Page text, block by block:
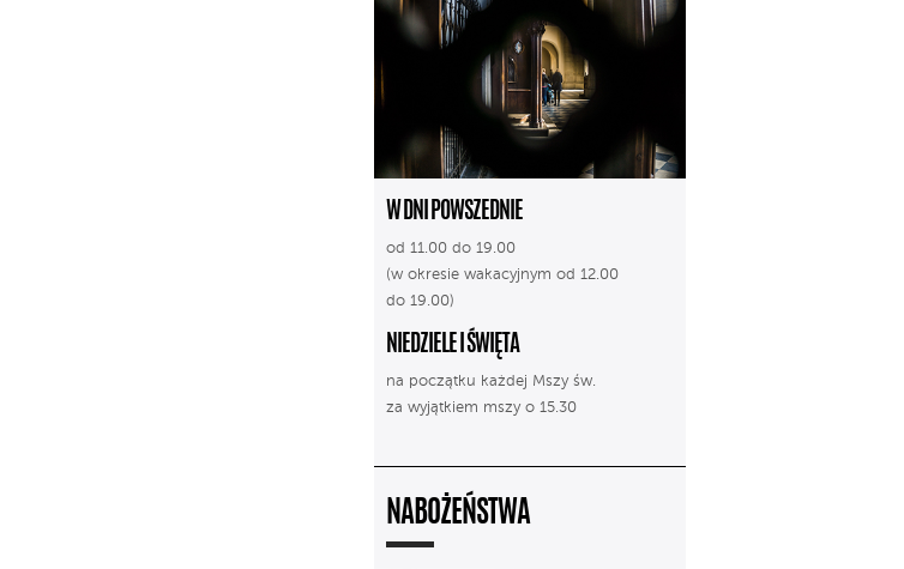
W DNI POWSZEDNIE
od 11.00 do 19.00
(w okresie wakacyjnym od 12.00
do 19.00)
NIEDZIELE I ŚWIĘTA
na początku każdej Mszy św.
za wyjątkiem mszy o 15.30
NABOŻEŃSTWA